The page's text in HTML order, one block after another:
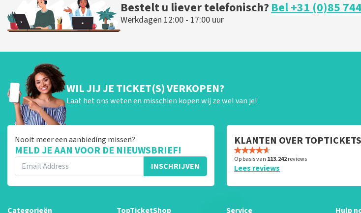
Bestelt u liever telefonisch?Bel +31 (0)85
Werkdagen 12:00 - 17:00 uur
WIL JIJ JE TICKET(S) VERKOPEN?
Laat het ons weten en misschien kopen wij ze wel van je!
Nooit meer een aanbieding missen?
MELD JE AAN VOOR DE NIEUWSBRIEF!
INSCHRIJVEN
KLANTEN OVER
Op basis van 113.242reviews
Lees reviews
Categorieën TopTicketShop Service Hulp